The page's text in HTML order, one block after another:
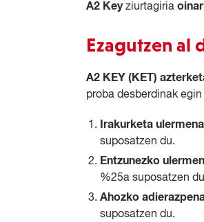
A2 Keyziurtagiria
Ezagutzen al
A2 KEY (KET)
proba desberdinak
Irakurketa
suposatzen du.
Entzunezko
%25a suposatzen
Ahozko
suposatzen du.